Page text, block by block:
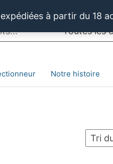
à partir du 18
Notre histoire